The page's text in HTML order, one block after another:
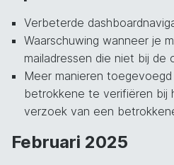
Verbeterde
Waarschuwing wanneer je
mailadressen die niet bij de
Meer manieren
betrokkene te verifiëren bij
verzoek van een
Februari 2025